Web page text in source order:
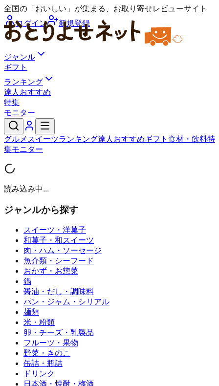
全国の「おいしい」が集まる、お取り寄せレビューサイト
ログイン
新規登録
ジャンル
ギフト
ランキング
達人おすすめ
特集
モニター
グルメ スイーツランキング達人おすすめギフト 食材・飲料特
集モニター
読み込み中...
ジャンルから探す
スイーツ・洋菓子
和菓子・和スイーツ
肉・ハム・ソーセージ
魚介類・シーフード
おかず・お惣菜
鍋
醤油・だし・調味料
パン・ジャム・シリアル
麺類
米・粉類
卵・チーズ・乳製品
フルーツ・果物
野菜・きのこ
缶詰・瓶詰
ドリンク
日本酒・焼酎・梅酒